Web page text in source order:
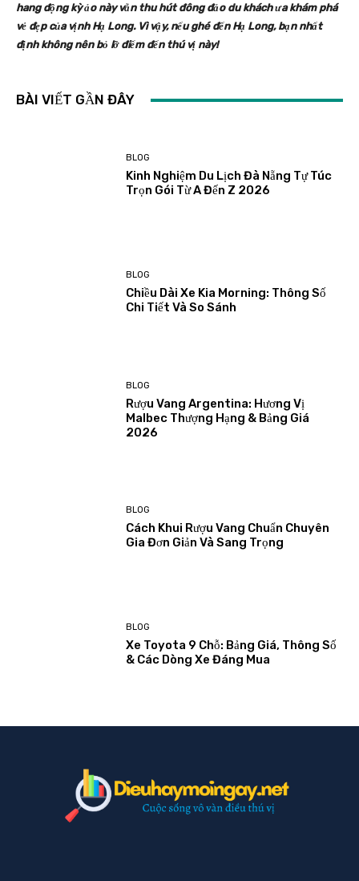
hang động kỳ ảo này vẫn thu hút đông đảo du khách ưa khám phá
vẻ đẹp của vịnh Hạ Long. Vì vậy, nếu ghé đến Hạ Long, bạn nhất
định không nên bỏ lỡ điểm đến thú vị này!
BÀI VIẾT GẦN ĐÂY
BLOG
Kinh Nghiệm Du Lịch Đà Nẵng Tự Túc
Trọn Gói Từ A Đến Z 2026
BLOG
Chiều Dài Xe Kia Morning: Thông Số
Chi Tiết Và So Sánh
BLOG
Rượu Vang Argentina: Hương Vị
Malbec Thượng Hạng & Bảng Giá
2026
BLOG
Cách Khui Rượu Vang Chuẩn Chuyên
Gia Đơn Giản Và Sang Trọng
BLOG
Xe Toyota 9 Chỗ: Bảng Giá, Thông Số
& Các Dòng Xe Đáng Mua